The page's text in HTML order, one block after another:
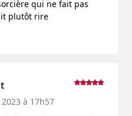
qui ne fait pas
plutôt rire
à 17h57